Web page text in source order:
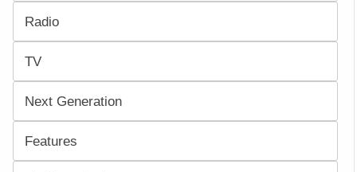
Radio
TV
Next Generation
Features